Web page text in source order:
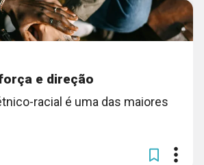
e direção
racial é uma das maiores